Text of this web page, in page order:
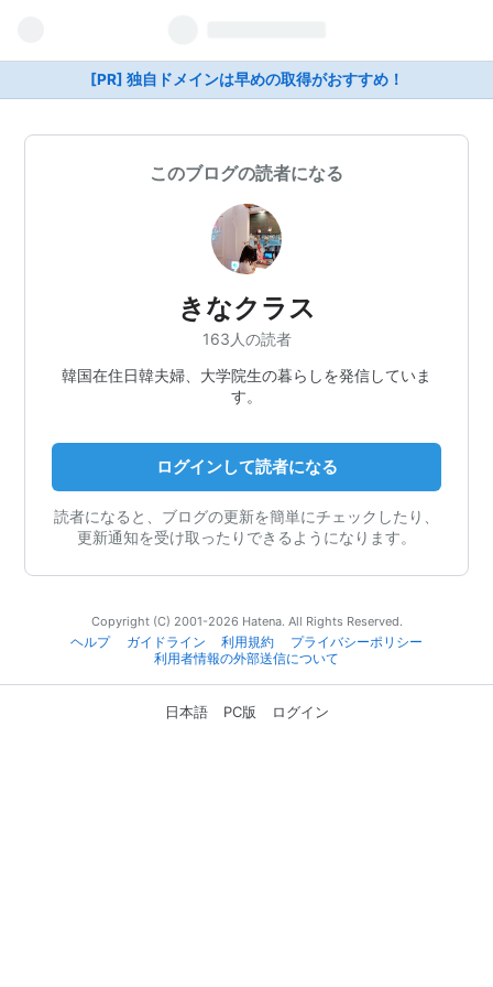
[PR] 独自ドメインは早めの取得がおすすめ！
このブログの読者になる
きなクラス
163人の読者
韓国在住日韓夫婦、大学院生の暮らしを発信していま
す。
ログインして読者になる
読者になると、ブログの更新を簡単にチェックしたり、
更新通知を受け取ったりできるようになります。
Copyright (C) 2001-2026 Hatena. All Rights Reserved.
ヘルプ
ガイドライン 利用規約
プライバシーポリシー
利用者情報の外部送信について
日本語 PC版 ログイン